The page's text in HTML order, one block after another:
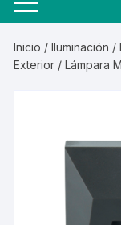
Inicio /Iluminación /
Exterior / Lámpara